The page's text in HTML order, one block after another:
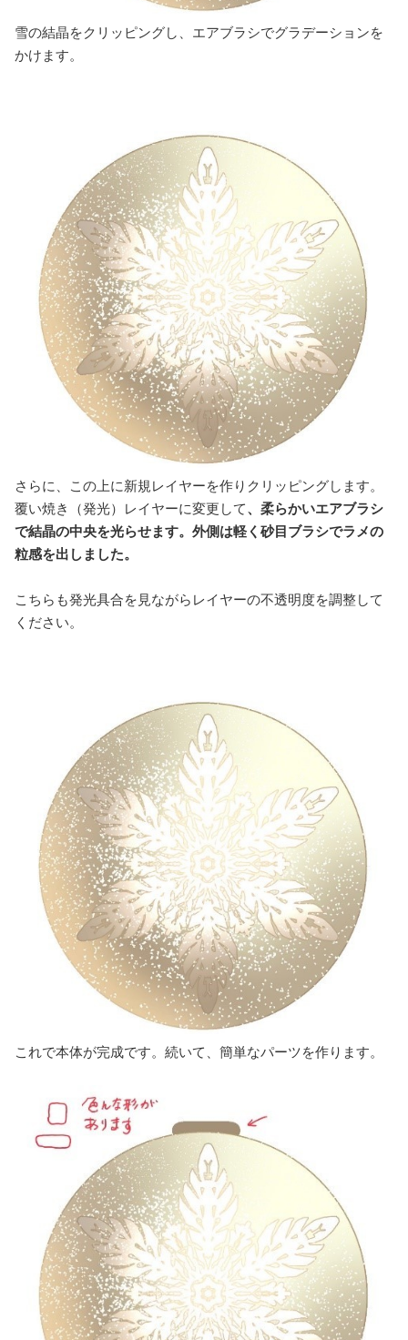
雪の結晶をクリッピングし、エアブラシでグラデーションを
かけます。
さらに、この上に新規レイヤーを作りクリッピングします。
覆い焼き（発光）レイヤーに変更して、柔らかいエアブラシ
で結晶の中央を光らせます。外側は軽く砂目ブラシでラメの
粒感を出しました。
こちらも発光具合を見ながらレイヤーの不透明度を調整して
ください。
これで本体が完成です。続いて、簡単なパーツを作ります。